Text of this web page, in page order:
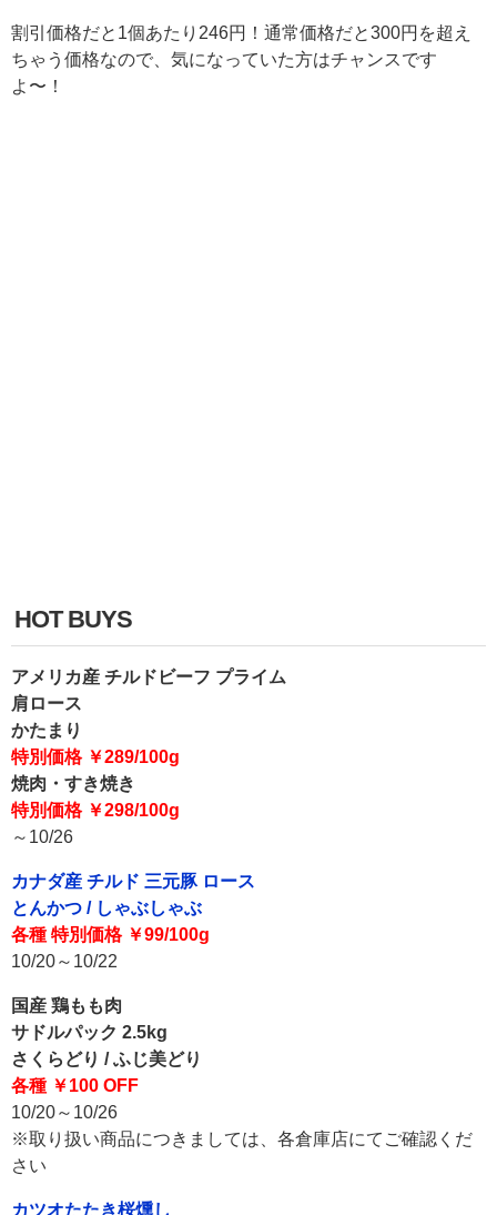
割引価格だと1個あたり246円！通常価格だと300円を超え
ちゃう価格なので、気になっていた方はチャンスです
よ〜！
HOT BUYS
アメリカ産 チルドビーフ プライム
肩ロース
かたまり
特別価格 ￥289/100g
焼肉・すき焼き
特別価格 ￥298/100g
～10/26
カナダ産 チルド 三元豚 ロース
とんかつ / しゃぶしゃぶ
各種 特別価格 ￥99/100g
10/20～10/22
国産 鶏もも肉
サドルパック 2.5kg
さくらどり / ふじ美どり
各種 ￥100 OFF
10/20～10/26
※取り扱い商品につきましては、各倉庫店にてご確認くだ
さい
カツオたたき桜燻し